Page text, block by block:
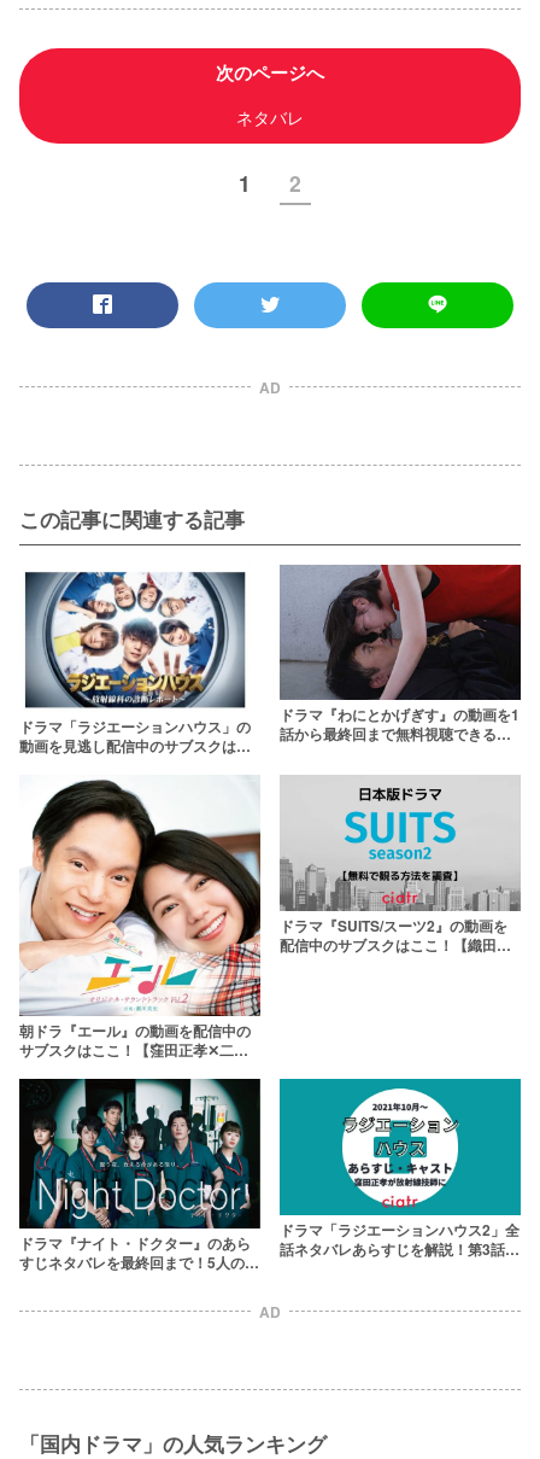
次のページへ
ネタバレ
1 2
AD
この記事に関連する記事
ドラマ「ラジエーションハウス」の
動画を見逃し配信中のサブスクはこ
れる？
ドラマ『わにとかげぎす』の動画を1
話から最終回まで無料視聴できる配
朝ドラ『エール』の動画を配信中の
サブスクはここ！【窪田正孝✕二階
ドラマ『SUITS/スーツ2』の動画を
配信中のサブスクはここ！【織田裕
ドラマ『ナイト・ドクター』のあら
すじネタバレを最終回まで！5人の医
ドラマ「ラジエーションハウス2」全
話ネタバレあらすじを解説！第3話ま
AD
「国内ドラマ」の人気ランキング